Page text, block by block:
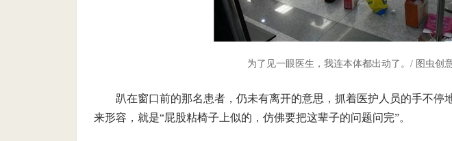
为了见一眼医生，我连本体都出动了。/ 图虫创
趴在窗口前的那名患者，仍未有离开的意思，抓着医护人员的手不停
来形容，就是“屁股粘椅子上似的，仿佛要把这辈子的问题问完”。